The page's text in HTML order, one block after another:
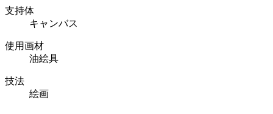
支持体
キャンバス
使用画材
油絵具
技法
絵画